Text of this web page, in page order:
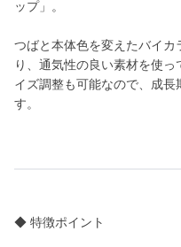
ップ」。
つばと本体色を変えたバイ
り、通気性の良い素材を使
イズ調整も可能なので、成
す。
◆ 特徴ポイント